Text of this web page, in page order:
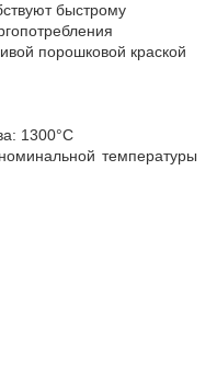
быстрому
порошковой краской
1300°С
температуры